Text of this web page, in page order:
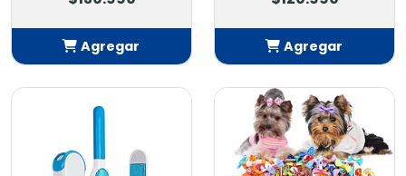
Agregar
Añadido
Agregar
Añadido